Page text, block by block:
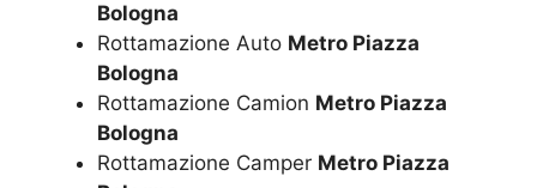
Bologna
Rottamazione Auto Metro Piazza
Bologna
Rottamazione Camion Metro Piazza
Bologna
Rottamazione Camper Metro Piazza